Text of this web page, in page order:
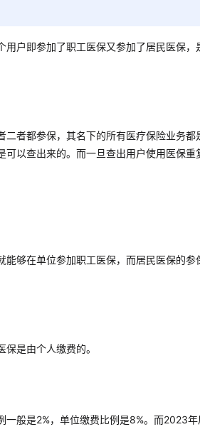
户即参加了职工医保又参加了居民医保
者都参保，其名下的所有医疗保险业务
以查出来的。而一旦查出用户使用医保
够在单位参加职工医保，而居民医保的
是由个人缴费的。
般是2%，单位缴费比例是8%。而2023